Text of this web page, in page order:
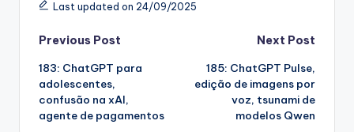
Last updated on 24/09/2025
Post
navigation
Previous Post
183: ChatGPT para
adolescentes,
confusão na xAI,
agente de pagamentos
Next Post
185: ChatGPT Pulse,
edição de imagens por
voz, tsunami de
modelos Qwen